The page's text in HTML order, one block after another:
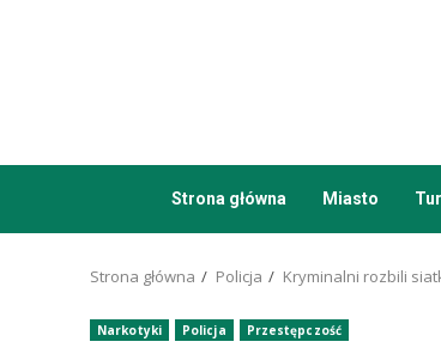
Strona główna Miasto
Strona główna Policja Kryminalni rozbili
Narkotyki Policja Przestępczość